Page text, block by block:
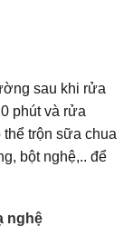
sau khi rửa
phút và rửa
trộn sữa chua
bột nghệ,.. để
nghệ